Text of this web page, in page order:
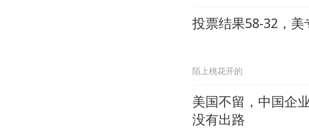
投票结果58-32，
陌上桃花开的
美国不留，中国企
没有出路